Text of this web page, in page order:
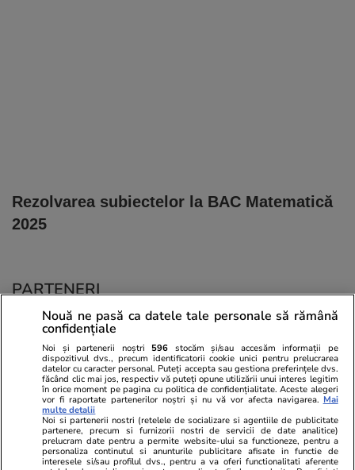
Rezolvarea subiectelor la BAC Matematică
2025
PARTENERI
Nouă ne pasă ca datele tale personale să rămână
confidențiale
Noi și partenerii noștri 596 stocăm și/sau accesăm informații pe
dispozitivul dvs., precum identificatorii cookie unici pentru prelucrarea
datelor cu caracter personal. Puteți accepta sau gestiona preferințele dvs.
făcând clic mai jos, respectiv vă puteți opune utilizării unui interes legitim
în orice moment pe pagina cu politica de confidențialitate. Aceste alegeri
vor fi raportate partenerilor noștri și nu vă vor afecta navigarea. Mai
multe detalii
Noi si partenerii nostri (retelele de socializare si agentiile de publicitate
partenere, precum si furnizorii nostri de servicii de date analitice)
prelucram date pentru a permite website-ului sa functioneze, pentru a
personaliza continutul si anunturile publicitare afisate in functie de
interesele si/sau profilul dvs., pentru a va oferi functionalitati aferente